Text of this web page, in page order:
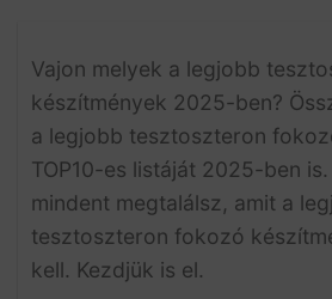
Vajon melyek a legjobb
készítmények 2025-ben?
a legjobb tesztoszteron
TOP10-es listáját 2025-ben
mindent megtalálsz, amit a
tesztoszteron fokozó
kell. Kezdjük is el.